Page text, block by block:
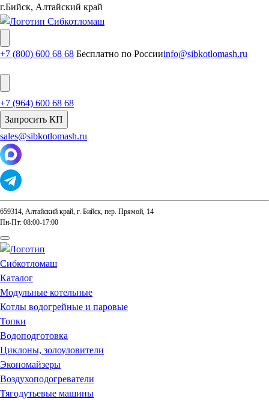
г.Бийск, Алтайский край
+7 (800) 600 68 68 Бесплатно по Россииinfo@sibkotlomash.ru
+7 (964) 600 68 68
Запросить КП
sales@sibkotlomash.ru
659314, Алтайский край, г. Бийск, пер. Прямой, 14
Пн-Пт: 08:00-17:00
Каталог
Модульные котельные
Котлы водогрейные и паровые
Топки
Водоподготовка
Циклоны, золоуловители
Экономайзеры
Воздухоподогреватели
Тягодутьевые машины